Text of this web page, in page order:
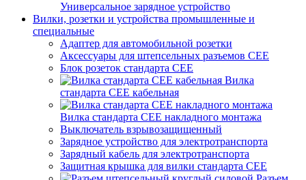
Универсальное зарядное устройство
Вилки, розетки и устройства промышленные и
специальные
Адаптер для автомобильной розетки
Аксессуары для штепсельных разъемов CEE
Блок розеток стандарта CEE
Вилка
стандарта CEE кабельная
Вилка стандарта CEE накладного монтажа
Выключатель взрывозащищенный
Зарядное устройство для электротранспорта
Зарядный кабель для электротранспорта
Защитная крышка для вилки стандарта CEE